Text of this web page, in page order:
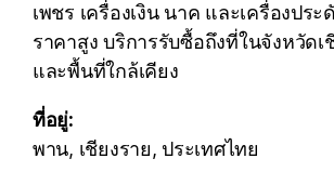
เพชร เครื่องเงิน นาค และเครื่องปร
ราคาสูง บริการรับซื้อถึงที่ในจังหวัดเ
และพื้นที่ใกล้เคียง
ที่อยู่:
พาน, เชียงราย, ประเทศไทย